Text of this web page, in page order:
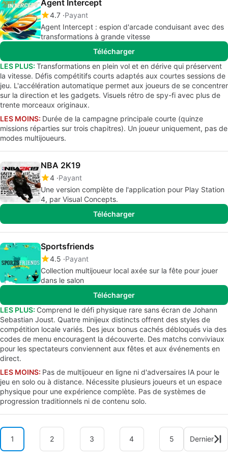
Agent Intercept
4.7 Payant
Agent Intercept : espion d'arcade conduisant avec des
transformations à grande vitesse
Télécharger
LES PLUS: Transformations en plein vol et en dérive qui préservent
la vitesse. Défis compétitifs courts adaptés aux courtes sessions de
jeu. L'accélération automatique permet aux joueurs de se concentrer
sur la direction et les gadgets. Visuels rétro de spy-fi avec plus de
trente morceaux originaux.
LES MOINS: Durée de la campagne principale courte (quinze
missions réparties sur trois chapitres). Un joueur uniquement, pas de
modes multijoueurs.
NBA 2K19
4 Payant
Une version complète de l'application pour Play Station
4, par Visual Concepts.
Télécharger
Sportsfriends
4.5 Payant
Collection multijoueur local axée sur la fête pour jouer
dans le salon
Télécharger
LES PLUS: Comprend le défi physique rare sans écran de Johann
Sebastian Joust. Quatre minijeux distincts offrent des styles de
compétition locale variés. Des jeux bonus cachés débloqués via des
codes de menu encouragent la découverte. Des matchs conviviaux
pour les spectateurs conviennent aux fêtes et aux événements en
direct.
LES MOINS: Pas de multijoueur en ligne ni d'adversaires IA pour le
jeu en solo ou à distance. Nécessite plusieurs joueurs et un espace
physique pour une expérience complète. Pas de systèmes de
progression traditionnels ni de contenu solo.
1 2 3 4 5 Dernier